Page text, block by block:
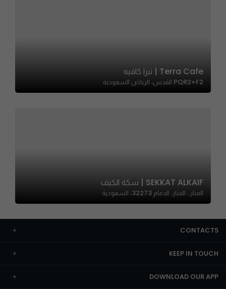
Terra Cafe | تيرا كافيه
PQR2+F2 القدس، الرياض السعودية
SEKKAT ALKAIF | سكة الكيف
المنار،، المنار، الدمام 32273، السعودية
CONTACTS
KEEP IN TOUCH
DOWNLOAD OUR APP